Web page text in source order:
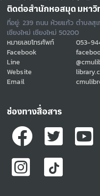
ติดต่อสำนักหอสมุด มหาวิ
ที่อยู่: 239 ถนน ห้วยแก้ว ตำบลสุเ
เชียงใหม่ เชียงใหม่ 50200
หมายเลขโทรศัพท์ 053-
Facebook
Line
Website
Email
ช่องทางสื่อสาร